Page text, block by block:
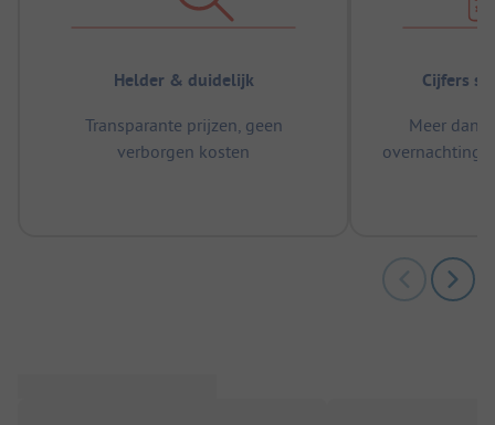
Helder & duidelijk
Transparante prijzen, geen
verborgen kosten
Cijfers
Meer dan